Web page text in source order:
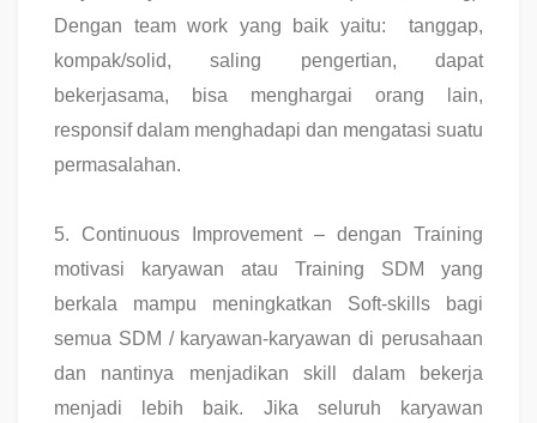
Dengan team work yang baik yaitu: tanggap,
kompak/solid, saling pengertian, dapat
bekerjasama, bisa menghargai orang lain,
responsif dalam menghadapi dan mengatasi suatu
permasalahan.
5.
Continuous Improvement – dengan Training
motivasi karyawan atau Training SDM yang
berkala mampu meningkatkan Soft-skills bagi
semua SDM / karyawan-karyawan di perusahaan
dan nantinya menjadikan skill dalam bekerja
menjadi lebih baik. Jika seluruh karyawan